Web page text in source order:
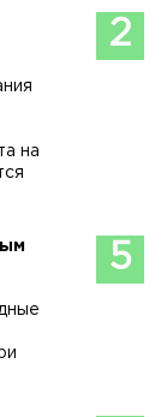
на
2
5